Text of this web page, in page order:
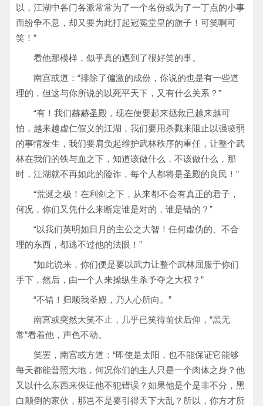
以，江湖中各门各派常常为了一个名份或为了一丁点的小事
而纷争不息，却又要为此打起冠冕堂皇的旗子！可笑啊可
笑！”
看他那模样，似乎真的遇到了很好笑的事。
南宫或道：“排除了偏激的成份，你说的也是有一些道
理的，但这与你所说的以死平天下，又有什么关系？”
“有！我们赫赫圣殿，现在便要起来拯救已越来越可
怕，越来越虚仁假义的江湖，我们要用杀戮来阻止以强凌弱
的事情发生，我们要肩负起维护武林秩序的重任，让整个武
林在我们的铁与血之下，知道该做什么，不该做什么，那
时，江湖就不再如此的险诈，每个人都将是圣殿的良民！”
“荒涎之极！在利剑之下，从来都不会有真正的君子，
何况，你们又凭什么来断定谁是对的，谁是错的？”
“以我们英明如日月的主公之大智！任何虚伪的、不合
理的东西，都逃不过他的法眼！”
“如此说来，你们便是要以武力让整个武林屈服于你们
手下，然后，由一个人来操纵生杀予夺之大权？”
“不错！归顺我圣殿，乃人心所向。”
南宫或突然大笑不止，几乎已笑得前伏后仰，“黑无
常”看着他，声色不动。
笑罢，南宫或方道：“即使是太阳，也不能保证它能够
每天都能普照大地，何况你们的主人只是一个肉体之身？他
又以什么东西来保证他不犯错误？如果他是个是非不分，黑
白颠倒的家伙，那岂不是要引得天下大乱？所以，你方才所